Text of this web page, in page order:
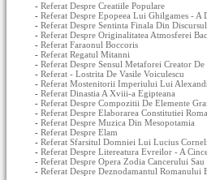
- Referat Despre Creatiile Populare
- Referat Despre Epopeea Lui Ghilgames - A
- Referat Despre Sentinta Finala Din
- Referat Despre Originalitatea Atmosferei
- Referat Faraonul Boccoris
- Referat Regatul Mitanni
- Referat Despre Sensul Metaforei Creator
- Referat - Lostrita De Vasile Voiculescu
- Referat Mostenitorii Imperiului Lui
- Referat Dinastia A Xviii-a Egipteana
- Referat Despre Compozitii De Elemente
- Referat Despre Elaborarea Constitutiei
- Referat Despre Muzica Din Mesopotamia
- Referat Despre Elam
- Referat Sfarsitul Domniei Lui Lucius
- Referat Despre Litereatura Evreilor - A
- Referat Despre Opera Zodia Cancerului
- Referat Despre Deznodamantul Romanului